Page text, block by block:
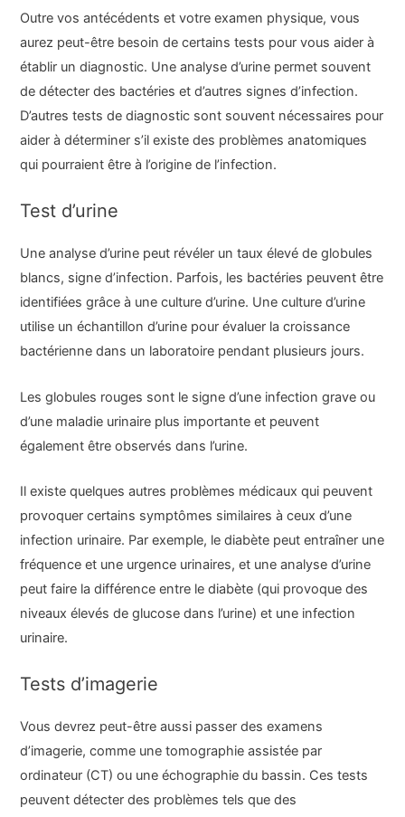
Outre vos antécédents et votre examen physique, vous
aurez peut-être besoin de certains tests pour vous aider à
établir un diagnostic. Une analyse d’urine permet souvent
de détecter des bactéries et d’autres signes d’infection.
D’autres tests de diagnostic sont souvent nécessaires pour
aider à déterminer s’il existe des problèmes anatomiques
qui pourraient être à l’origine de l’infection.
Test d’urine
Une analyse d’urine peut révéler un taux élevé de globules
blancs, signe d’infection. Parfois, les bactéries peuvent être
identifiées grâce à une culture d’urine. Une culture d’urine
utilise un échantillon d’urine pour évaluer la croissance
bactérienne dans un laboratoire pendant plusieurs jours.
Les globules rouges sont le signe d’une infection grave ou
d’une maladie urinaire plus importante et peuvent
également être observés dans l’urine.
Il existe quelques autres problèmes médicaux qui peuvent
provoquer certains symptômes similaires à ceux d’une
infection urinaire. Par exemple, le diabète peut entraîner une
fréquence et une urgence urinaires, et une analyse d’urine
peut faire la différence entre le diabète (qui provoque des
niveaux élevés de glucose dans l’urine) et une infection
urinaire.
Tests d’imagerie
Vous devrez peut-être aussi passer des examens
d’imagerie, comme une tomographie assistée par
ordinateur (CT) ou une échographie du bassin. Ces tests
peuvent détecter des problèmes tels que des